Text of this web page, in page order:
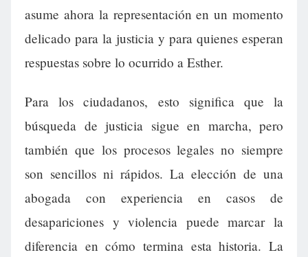
asume ahora la representación en un momento
delicado para la justicia y para quienes esperan
respuestas sobre lo ocurrido a Esther.
Para los ciudadanos, esto significa que la
búsqueda de justicia sigue en marcha, pero
también que los procesos legales no siempre
son sencillos ni rápidos. La elección de una
abogada con experiencia en casos de
desapariciones y violencia puede marcar la
diferencia en cómo termina esta historia. La